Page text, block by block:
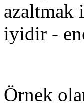
azaltmak
iyidir -
Örnek